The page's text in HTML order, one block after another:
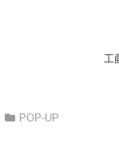
工
POP-UP